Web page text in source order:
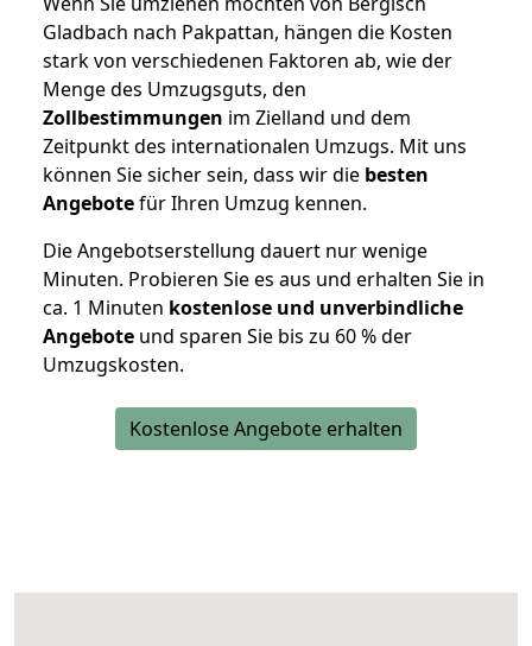
Gladbach nach Pakpattan, hängen die Kosten
stark von verschiedenen Faktoren ab, wie der
Menge des Umzugsguts, den
Zollbestimmungen im Zielland und dem
Zeitpunkt des internationalen Umzugs. Mit uns
können Sie sicher sein, dass wir die besten
Angebotefür Ihren Umzug kennen.
Die Angebotserstellung dauert nur wenige
Minuten. Probieren Sie es aus und erhalten Sie in
ca. 1 Minuten kostenlose und unverbindliche
Angebote und sparen Sie bis zu 60 % der
Umzugskosten.
Kostenlose Angebote erhalten